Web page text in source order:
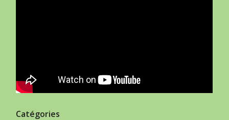
Catégories